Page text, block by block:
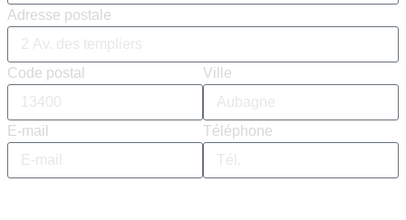
Adresse postale
Code postal Ville
E-mail Téléphone